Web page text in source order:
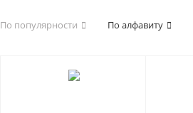
По популярности По алфавиту